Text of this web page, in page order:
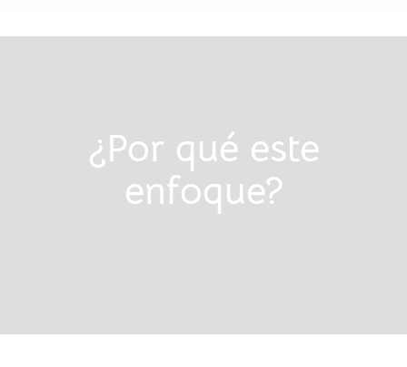
¿Por qué este
enfoque?